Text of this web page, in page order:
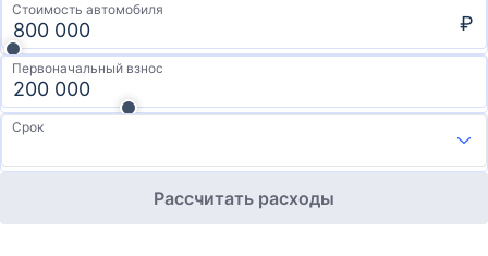
Стоимость автомобиля
₽
Первоначальный взнос
Срок
Рассчитать расходы